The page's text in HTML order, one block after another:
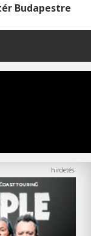
Budapestre